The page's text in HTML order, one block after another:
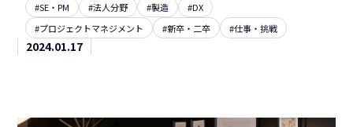
#SE・PM #法人分野 #製造
#DX
#プロジェクトマネジメント
#新卒・二卒 #仕事・挑戦
2024.01.17